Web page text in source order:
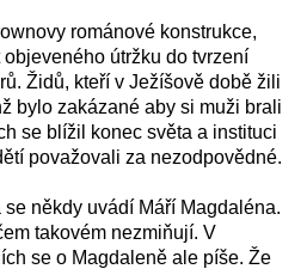
románové konstrukce,
útržku do tvrzení
Židů, kteří v Ježíšově době žili
bylo zakázané aby si muži brali
se blížil konec světa a instituci
považovali za nezodpovědné.
někdy uvádí Máří Magdaléna.
takovém nezmiňují. V
se o Magdaleně ale píše. Že